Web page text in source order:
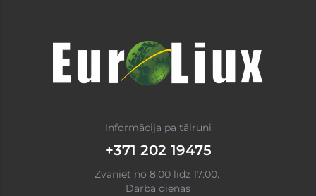
Informācija pa tālruni
+371 202 19475
Zvaniet no 8:00 līdz 17:00.
Darba dienās